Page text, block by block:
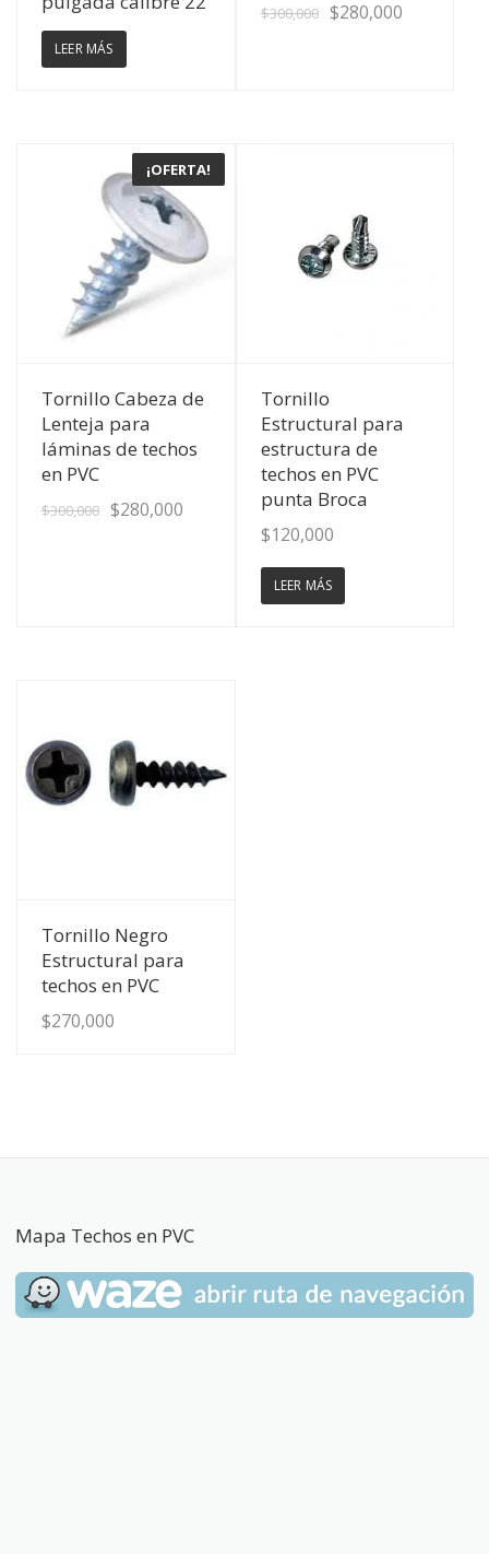
LEER MÁS
$300,000 $280,000
¡OFERTA!
Ver Detalles
Tornillo Cabeza de
Lenteja para
láminas de techos
en PVC
$300,000 $280,000
Ver Detalles
Tornillo
Estructural para
estructura de
techos en PVC
punta Broca
$120,000
LEER MÁS
Ver Detalles
Tornillo Negro
Estructural para
techos en PVC
$270,000
Mapa Techos en PVC